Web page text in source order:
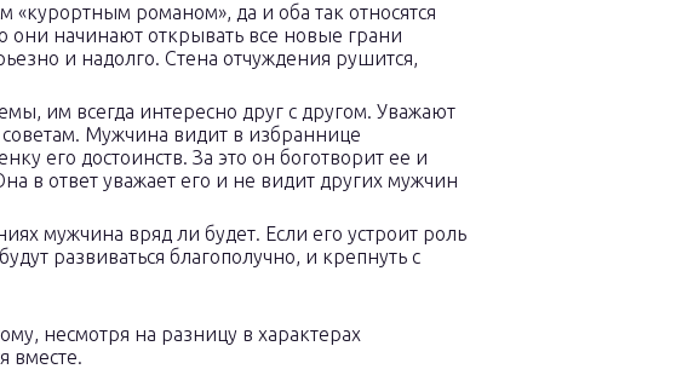
«курортным романом», да и оба так относятся
они начинают открывать все новые грани
и надолго. Стена отчуждения рушится,
им всегда интересно друг с другом. Уважают
Мужчина видит в избраннице
его достоинств. За это он боготворит ее и
в ответ уважает его и не видит других мужчин
мужчина вряд ли будет. Если его устроит роль
развиваться благополучно, и крепнуть с
несмотря на разницу в характерах
вместе.